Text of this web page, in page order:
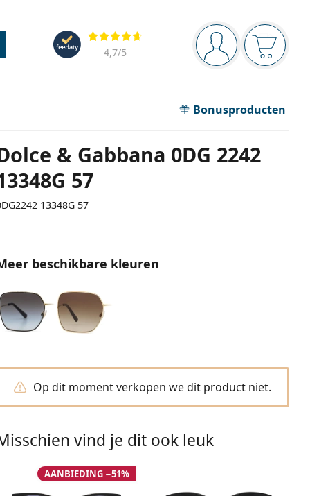
Navigatie
Je bent ingelogd
Jouw
Beoordelingen
4,7/5
Bonusproducten
& Gabbana 0DG 2242
57
13348G 57
beschikbare kleuren
Op dit moment verkopen we dit product niet.
vind je dit ook leuk
AANBIEDING −51%